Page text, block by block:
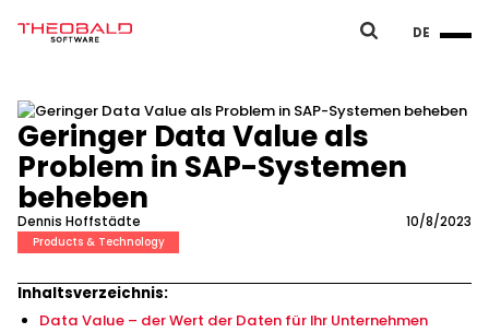
DE
Geringer Data Value als
Problem in SAP-Systemen
beheben
Dennis Hoffstädte 10/8/2023
Products & Technology
Inhaltsverzeichnis:
Data Value – der Wert der Daten für Ihr Unternehmen